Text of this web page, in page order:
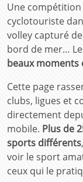
Une
cyclotouriste
volley capturé
bord de mer…
beaux moments
Cette page
clubs, ligues et
directement
mobile. Plus de
sports différents
voir le sport
ceux qui le